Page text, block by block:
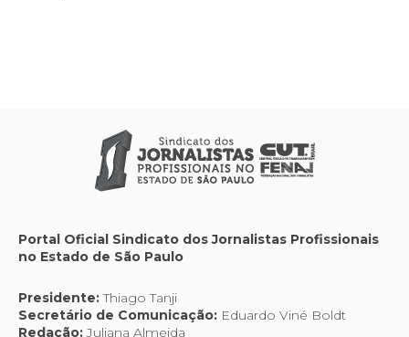
Portal Oficial Sindicato dos Jornalistas Profissionais
no Estado de São Paulo
Presidente:Thiago Tanji
Secretário de Comunicação: Eduardo Viné Boldt
Redação:Juliana Almeida